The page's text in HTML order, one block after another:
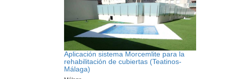
Aplicación sistema Morcemlite para la
rehabilitación de cubiertas (Teatinos-
Málaga)